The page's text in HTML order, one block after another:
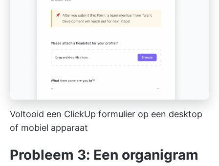
Voltooid een ClickUp formulier op een desktop
of mobiel apparaat
Probleem 3: Een organigram